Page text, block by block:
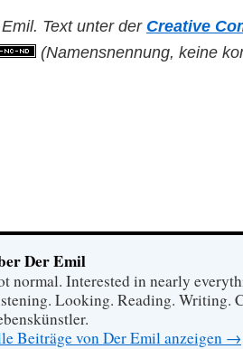
Text unter der Creative
(Namensnennung, keine
Der Emil
normal. Interested in nearly
Looking. Reading. Writing.
Beiträge von Der Emil anzeigen →